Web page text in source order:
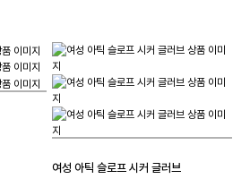
여성 아틱 슬로프 시커 글러브